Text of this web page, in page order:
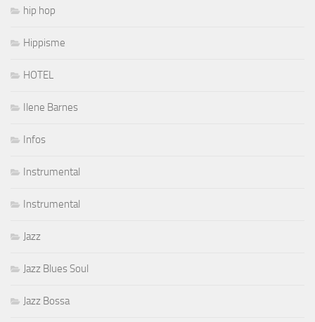
hip hop
Hippisme
HOTEL
Ilene Barnes
Infos
Instrumental
Instrumental
Jazz
Jazz Blues Soul
Jazz Bossa